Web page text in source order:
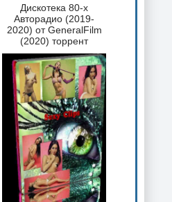
Дискотека 80-х
Авторадио (2019-
2020) от GeneralFilm
(2020) торрент